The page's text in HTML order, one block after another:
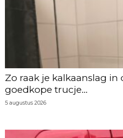
Zo raak je kalkaanslag
goedkope trucje...
5 augustus 2026